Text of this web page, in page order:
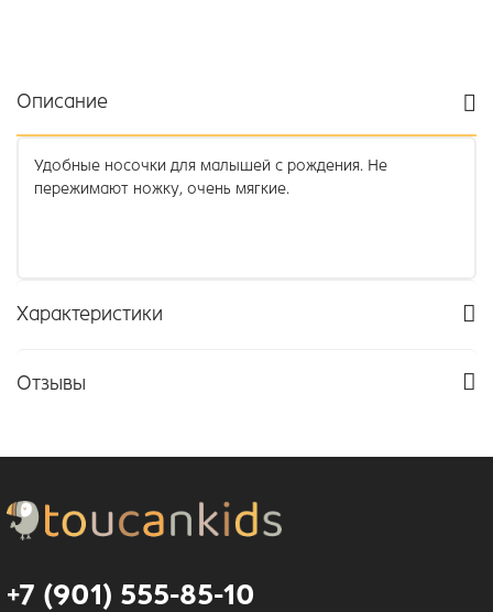
Описание
Удобные носочки для малышей с рождения. Не
пережимают ножку, очень мягкие.
Характеристики
Отзывы
+7 (901) 555-85-10